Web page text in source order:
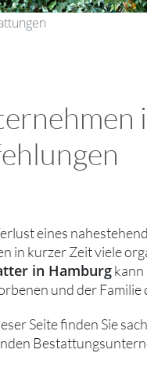
eines
in kurzer Zeit viele
in Hamburgkann
und der
Seite finden Sie